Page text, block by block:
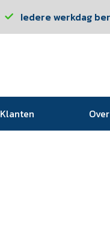
Iedere werkdag
Klanten